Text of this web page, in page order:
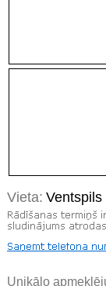
Vieta:
Unikālo